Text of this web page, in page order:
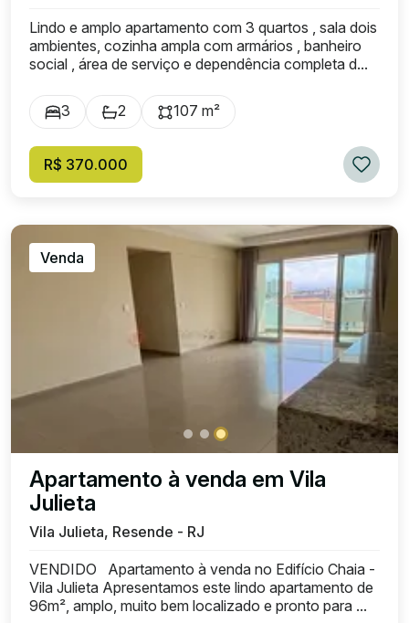
Lindo e amplo apartamento com 3 quartos , sala dois
ambientes, cozinha ampla com armários , banheiro
social , área de serviço e dependência completa d...
3 2 107 m²
R$ 370.000
Venda
Apartamento à venda em Vila
Julieta
Vila Julieta, Resende - RJ
VENDIDO Apartamento à venda no Edifício Chaia -
Vila Julieta Apresentamos este lindo apartamento de
96m², amplo, muito bem localizado e pronto para ...